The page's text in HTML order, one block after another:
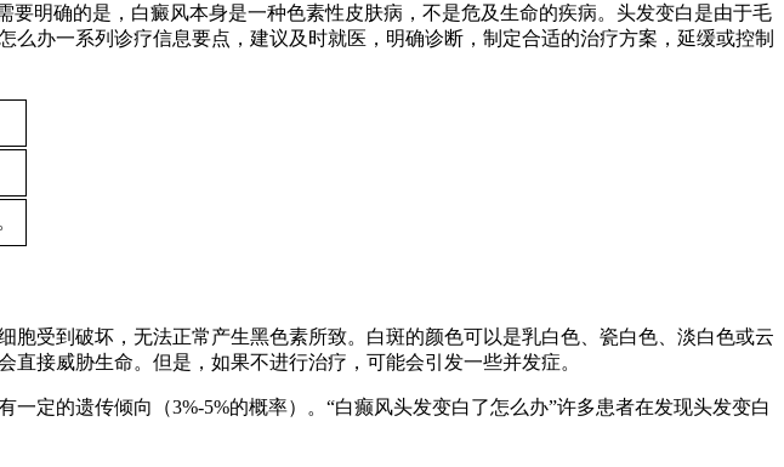
明确的是，白癜风本身是一种色素性皮肤病，不是危及生命的疾病。头发变白是由于毛
办一系列诊疗信息要点，建议及时就医，明确诊断，制定合适的治疗方案，延缓或控制
受到破坏，无法正常产生黑色素所致。白斑的颜色可以是乳白色、瓷白色、淡白色或云
接威胁生命。但是，如果不进行治疗，可能会引发一些并发症。
定的遗传倾向（3%-5%的概率）。“白癫风头发变白了怎么办”许多患者在发现头发变白